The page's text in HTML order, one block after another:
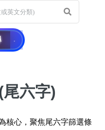
六字)
核心，聚焦尾六字篩選條